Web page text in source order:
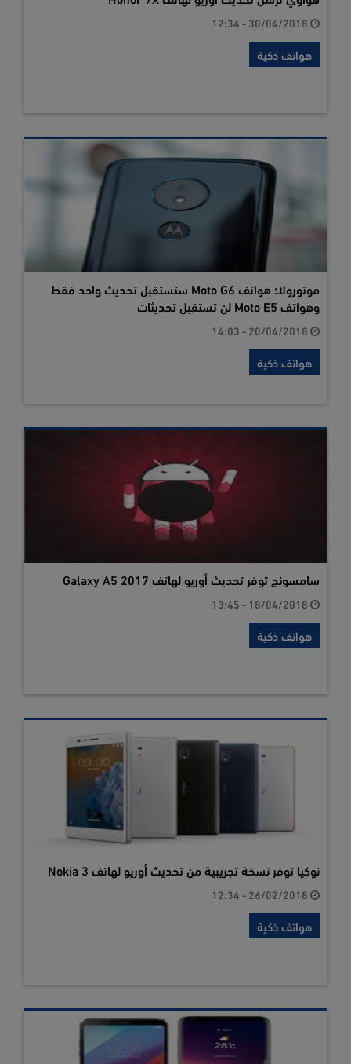
هواتف ذكية
موتورولا: هواتف Moto G6 ستستقبل تحديث واحد فقط
وهواتف Moto E5 لن تستقبل تحديثات
هواتف ذكية
سامسونج توفر تحديث أوريو لهاتف Galaxy A5 2017
هواتف ذكية
نوكيا توفر نسخة تجريبية من تحديث أوريو لهاتف Nokia 3
هواتف ذكية